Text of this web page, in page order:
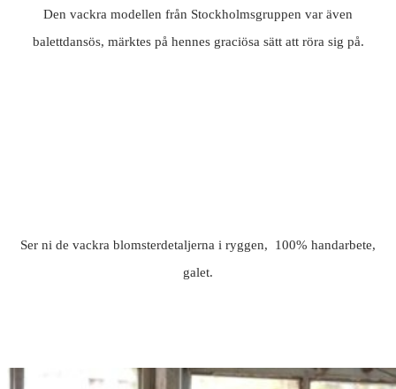
Den vackra modellen från Stockholmsgruppen var även
balettdansös, märktes på hennes graciösa sätt att röra sig på.
Ser ni de vackra blomsterdetaljerna i ryggen, 100% handarbete,
galet.